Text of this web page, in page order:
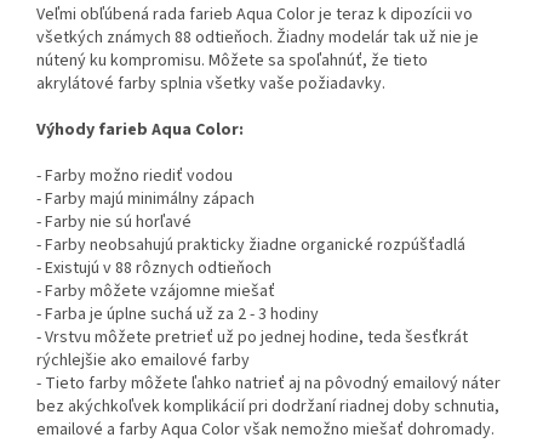
Veľmi obľúbená rada farieb Aqua Color je teraz k dipozícii vo
všetkých známych 88 odtieňoch. Žiadny modelár tak už nie je
nútený ku kompromisu. Môžete sa spoľahnúť, že tieto
akrylátové farby splnia všetky vaše požiadavky.
Výhody farieb Aqua Color:
- Farby možno riediť vodou
- Farby majú minimálny zápach
- Farby nie sú horľavé
- Farby neobsahujú prakticky žiadne organické rozpúšťadlá
- Existujú v 88 rôznych odtieňoch
- Farby môžete vzájomne miešať
- Farba je úplne suchá už za 2 - 3 hodiny
- Vrstvu môžete pretrieť už po jednej hodine, teda šesťkrát
rýchlejšie ako emailové farby
- Tieto farby môžete ľahko natrieť aj na pôvodný emailový náter
bez akýchkoľvek komplikácií pri dodržaní riadnej doby schnutia,
emailové a farby Aqua Color však nemožno miešať dohromady.